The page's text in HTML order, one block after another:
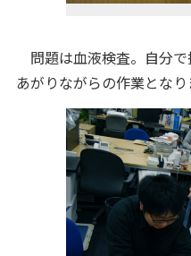
問題は血液検査。自分
あがりながらの作業となり